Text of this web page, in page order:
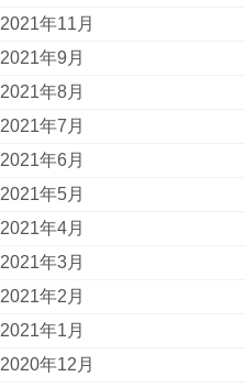
2021年11月
2021年9月
2021年8月
2021年7月
2021年6月
2021年5月
2021年4月
2021年3月
2021年2月
2021年1月
2020年12月